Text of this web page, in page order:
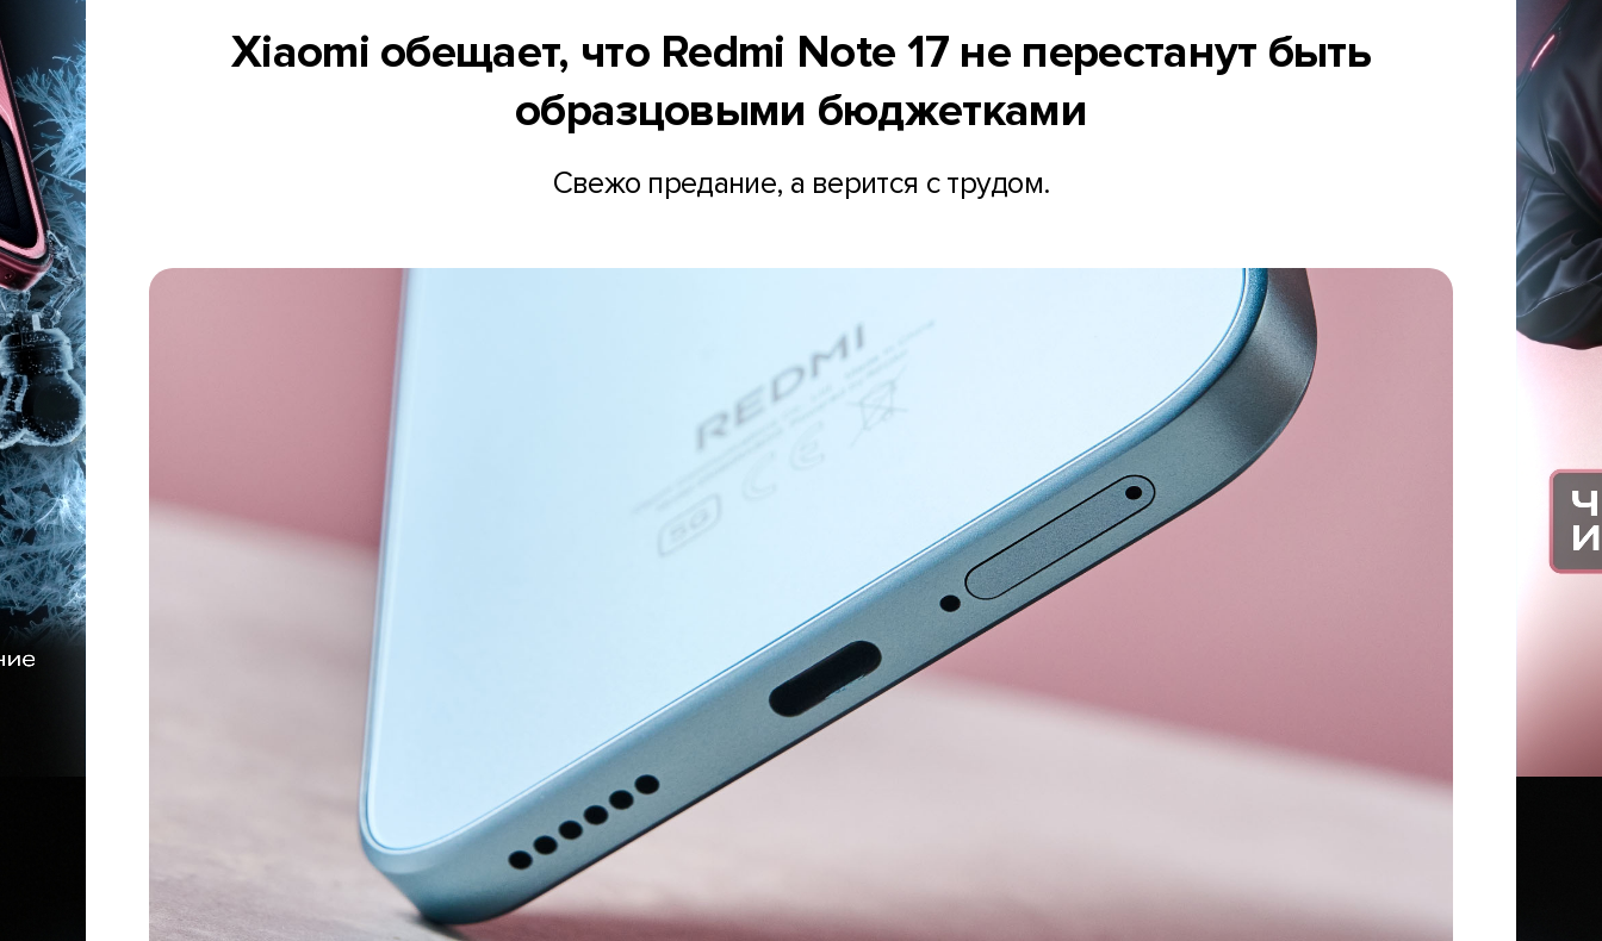
Xiaomi обещает, что Redmi Note 17 не перестанут быть
образцовыми бюджетками
Свежо предание, а верится с трудом.